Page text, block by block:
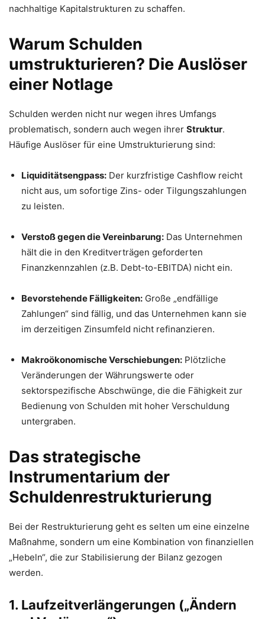
nachhaltige Kapitalstrukturen zu schaffen.
Warum Schulden
umstrukturieren? Die Auslöser
einer Notlage
Schulden werden nicht nur wegen ihres Umfangs
problematisch, sondern auch wegen ihrer Struktur.
Häufige Auslöser für eine Umstrukturierung sind:
Liquiditätsengpass: Der kurzfristige Cashflow reicht
nicht aus, um sofortige Zins- oder Tilgungszahlungen
zu leisten.
Verstoß gegen die Vereinbarung: Das Unternehmen
hält die in den Kreditverträgen geforderten
Finanzkennzahlen (z.B. Debt-to-EBITDA) nicht ein.
Bevorstehende Fälligkeiten: Große „endfällige
Zahlungen“ sind fällig, und das Unternehmen kann sie
im derzeitigen Zinsumfeld nicht refinanzieren.
Makroökonomische Verschiebungen: Plötzliche
Veränderungen der Währungswerte oder
sektorspezifische Abschwünge, die die Fähigkeit zur
Bedienung von Schulden mit hoher Verschuldung
untergraben.
Das strategische
Instrumentarium der
Schuldenrestrukturierung
Bei der Restrukturierung geht es selten um eine einzelne
Maßnahme, sondern um eine Kombination von finanziellen
„Hebeln“, die zur Stabilisierung der Bilanz gezogen
werden.
1. Laufzeitverlängerungen („Ändern